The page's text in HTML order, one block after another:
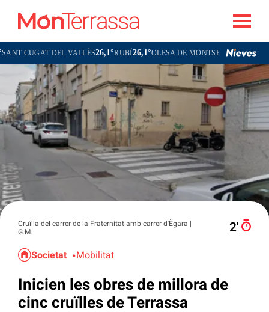
DEL VALLÈS26,1°RUBÍ26,1°OLESA DE MONTSERRAT26,1°
Cruïlla del carrer de la Fraternitat amb carrer d'Ègara |
G.M.
2′
Societat Mobilitat
Inicien les obres de millora de
cinc cruïlles de Terrassa